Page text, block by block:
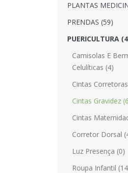
PLANTAS
PRENDAS (59)
PUERICULTURA
Camisolas E
Celulíticas (4)
Cintas
Cintas Gravidez
Cintas
Corretor Dorsal
Luz Presença (0)
Roupa Infantil